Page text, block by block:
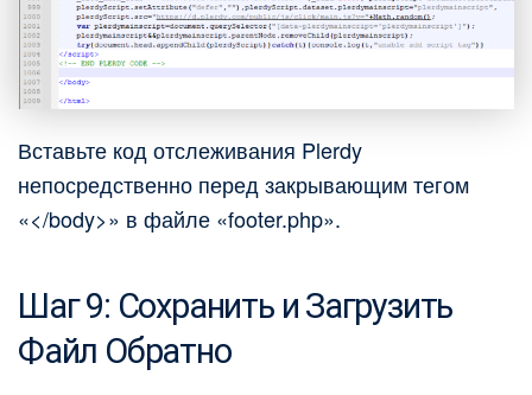
Вставьте код отслеживания Plerdy
непосредственно перед закрывающим тегом
«</body>» в файле «footer.php».
Шаг 9: Сохранить и Загрузить
Файл Обратно